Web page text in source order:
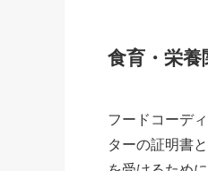
食育・栄
フードコーデ
ターの証明書